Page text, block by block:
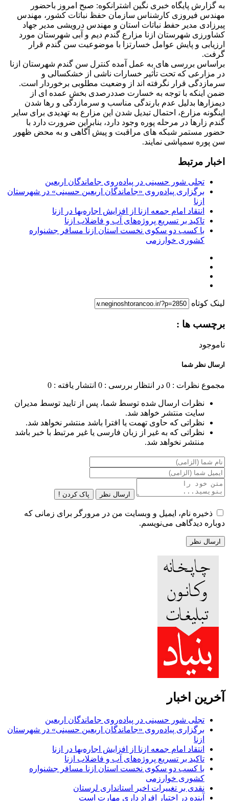
به گزارش پایگاه خبری نگین اشترانکوه: صبح امروز باحضور
مهندس فیروزی کارشناس سازمان حفظ نباتات کشور، مهندس
پیرزادی مدیر حفط نباتات استان و مهندس درویشی مدیر جهاد
کشاورزی شهرستان ازنا مزارع گندم دیم و آبی شهرستان مورد
ارزیابی و پایش عوامل خسارتزا با موضوعیت سن گندم قرار
گرفت.
براساس بررسی های به عمل آمده کنترل سن گندم شهرستان ازنا
در مزارعی که تحت تأثیر خسارات ناشی از خشکسالی و
سرمازدگی قرار نگرفته اند از وضعیت مطلوبی برخوردار است.
ضمن اینکه با توجه به خسارت صددرصدی بخش عمده ای از
دیمزارها بدلیل عدم بارندگی مناسب و سرمازدگی و رها شدن
اینگونه مزارع، احتمال تبدیل شدن این مزارع به تهدیدی برای سایر
گندم زارها در مرحله پوره وجود دارد، بنابراین ضرورت دارد با
حضور مستمر شبکه های مراقبت و پیش آگاهی و به محض ظهور
سن پوره سمپاشی نمایند.
اخبار مرتبط
تجلی شور حسینی در پیاده‌روی جاماندگان اربعین
برگزاری پیاده‌روی «جاماندگان اربعین حسینی» در شهرستان
ازنا
انتقاد امام جمعه ازنا از افزایش اجاره‌بها در ازنا
تاکید بر تسریع پروژه‌های آب و فاضلاب ازنا
با کسب دو سکوی نخست استان ازنا مسافر جشنواره
کشوری خوارزمی
لینک کوتاه
برچسب ها :
ناموجود
ارسال نظر شما
مجموع نظرات : 0 در انتظار بررسی : 0 انتشار یافته : 0
نظرات ارسال شده توسط شما، پس از تایید توسط مدیران
سایت منتشر خواهد شد.
نظراتی که حاوی تهمت یا افترا باشد منتشر نخواهد شد.
نظراتی که به غیر از زبان فارسی یا غیر مرتبط با خبر باشد
منتشر نخواهد شد.
ارسال نظر پاک کردن !
ذخیره نام، ایمیل و وبسایت من در مرورگر برای زمانی که
دوباره دیدگاهی می‌نویسم.
آخرین اخبار
تجلی شور حسینی در پیاده‌روی جاماندگان اربعین
برگزاری پیاده‌روی «جاماندگان اربعین حسینی» در شهرستان
ازنا
انتقاد امام جمعه ازنا از افزایش اجاره‌بها در ازنا
تاکید بر تسریع پروژه‌های آب و فاضلاب ازنا
با کسب دو سکوی نخست استان ازنا مسافر جشنواره
کشوری خوارزمی
نقدی بر تغییرات اخیر استانداری لرستان
آینده در اختیار افراد داری مهارت است